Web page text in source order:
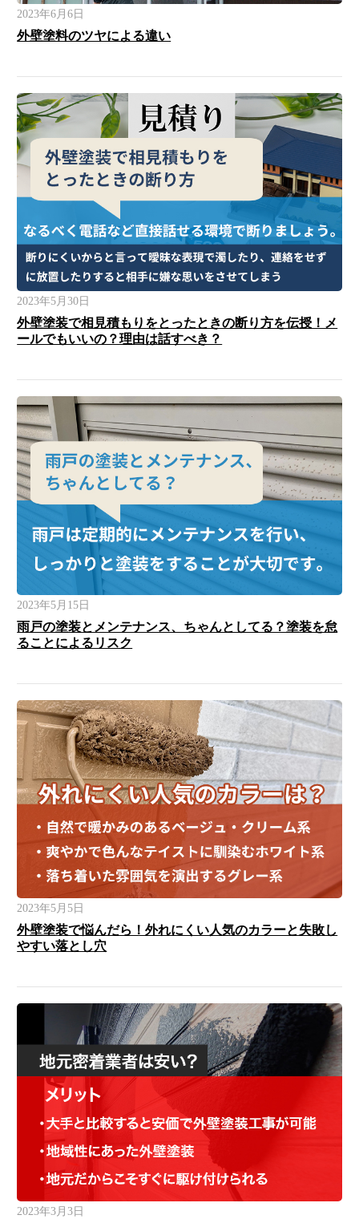
2023年6月6日
外壁塗料のツヤによる違い
2023年5月30日
外壁塗装で相見積もりをとったときの断り方を伝授！メ
ールでもいいの？理由は話すべき？
2023年5月15日
雨戸の塗装とメンテナンス、ちゃんとしてる？塗装を怠
ることによるリスク
2023年5月5日
外壁塗装で悩んだら！外れにくい人気のカラーと失敗し
やすい落とし穴
2023年3月3日